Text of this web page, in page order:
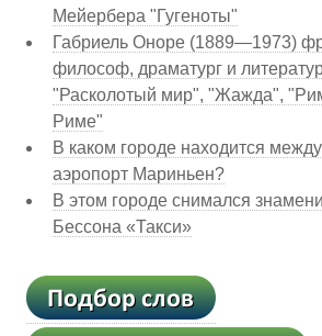
Мейербера "Гугеноты"
Габриель Оноре (1889—1973)
философ, драматург и
"Расколотый мир", "Жажда",
Риме"
В каком городе находится
аэропорт Мариньен?
В этом городе снимался
Бессона «Такси»